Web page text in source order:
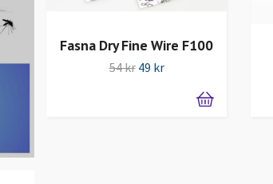
Fasna Dry Fine Wire F100
54 kr 49 kr